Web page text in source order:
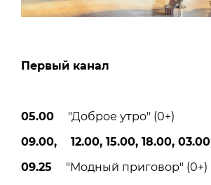
Первый канал
05.00 "Доброе утро" (0+)
09.00, 12.00, 15.00, 18.00, 03.00
09.25 "Модный приговор" (0+)